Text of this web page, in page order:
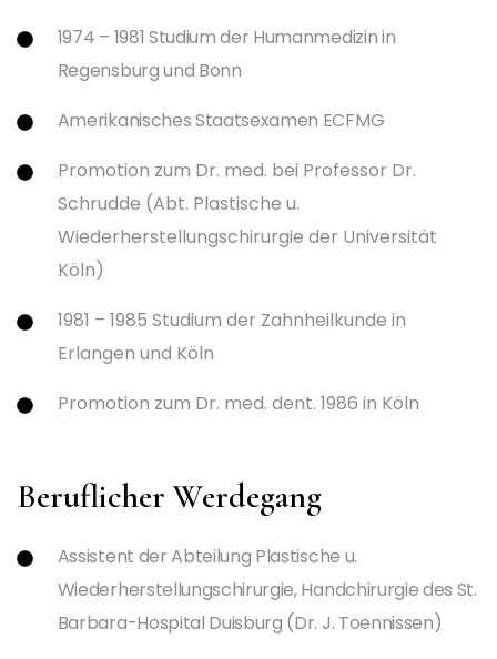
1974 – 1981 Studium der Humanmedizin in
Regensburg und Bonn
Amerikanisches Staatsexamen ECFMG
Promotion zum Dr. med. bei Professor Dr.
Schrudde (Abt. Plastische u.
Wiederherstellungschirurgie der Universität
Köln)
1981 – 1985 Studium der Zahnheilkunde in
Erlangen und Köln
Promotion zum Dr. med. dent. 1986 in Köln
Beruflicher Werdegang
Assistent der Abteilung Plastische u.
Wiederherstellungschirurgie, Handchirurgie des St.
Barbara-Hospital Duisburg (Dr. J. Toennissen)